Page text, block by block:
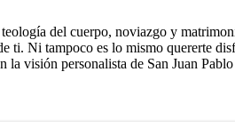
del cuerpo, noviazgo y
ti. Ni tampoco es lo mismo quererte
la visión personalista de San Juan